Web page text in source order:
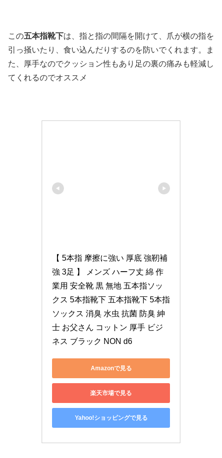
この五本指靴下は、指と指の間隔を開けて、爪が横の指を
引っ掻いたり、食い込んだりするのを防いでくれます。ま
た、厚手なのでクッション性もあり足の裏の痛みも軽減し
てくれるのでオススメ
【 5本指 摩擦に強い 厚底 強靭補
強 3足 】 メンズ ハーフ丈 綿 作
業用 安全靴 黒 無地 五本指ソッ
クス 5本指靴下 五本指靴下 5本指
ソックス 消臭 水虫 抗菌 防臭 紳
士 お父さん コットン 厚手 ビジ
ネス ブラック NON d6
Amazonで見る
楽天市場で見る
Yahoo!ショッピングで見る